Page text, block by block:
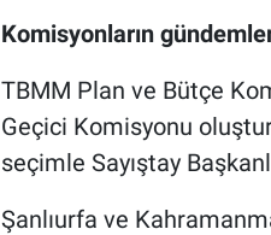
Komisyonların
TBMM Plan ve Bütçe
Geçici Komisyonu
seçimle Sayıştay
Şanlıurfa ve